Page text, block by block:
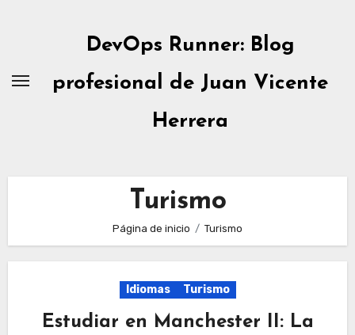
DevOps Runner: Blog
profesional de Juan Vicente
Herrera
Turismo
Página de inicio Turismo
Idiomas Turismo
Estudiar en Manchester II: La